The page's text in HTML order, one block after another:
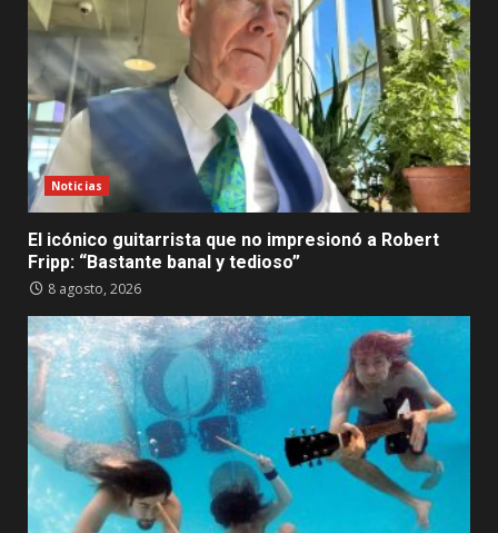
Noticias
El icónico guitarrista que no impresionó a Robert
Fripp: “Bastante banal y tedioso”
8 agosto, 2026